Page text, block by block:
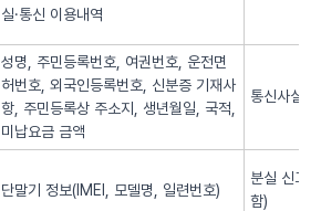
실·통신 이용내역
성명, 주민등록번호, 여권번호, 운전면
허번호, 외국인등록번호, 신분증 기재사
항, 주민등록상 주소지, 생년월일, 국적,
미납요금 금액
통신사실
단말기 정보(IMEI, 모델명, 일련번호)
분실 신고
함)